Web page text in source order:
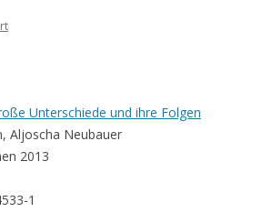
Unterschiede und ihre Folgen
Aljoscha Neubauer
2013
1